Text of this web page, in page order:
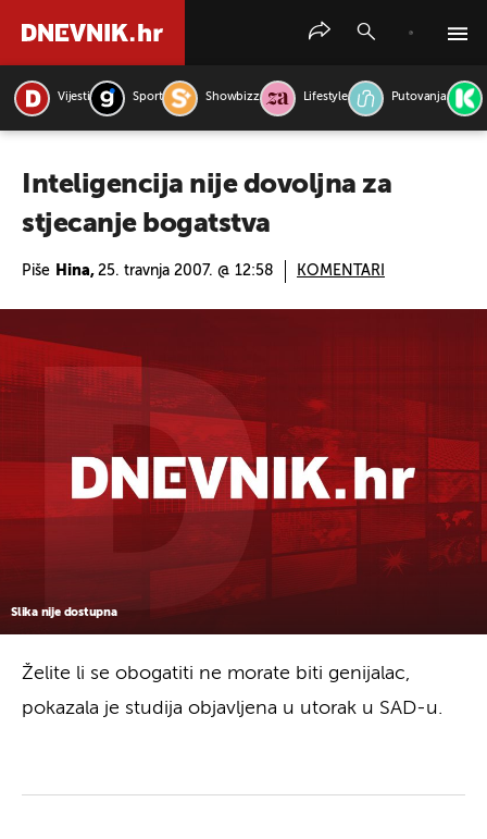
Vijesti Sport Showbizz Lifestyle Putovanja
Inteligencija nije dovoljna za
stjecanje bogatstva
Piše Hina, 25. travnja 2007. @ 12:58 KOMENTARI
Slika nije dostupna
Želite li se obogatiti ne morate biti genijalac,
pokazala je studija objavljena u utorak u SAD-u.
PRETRAŽITE VIJESTI